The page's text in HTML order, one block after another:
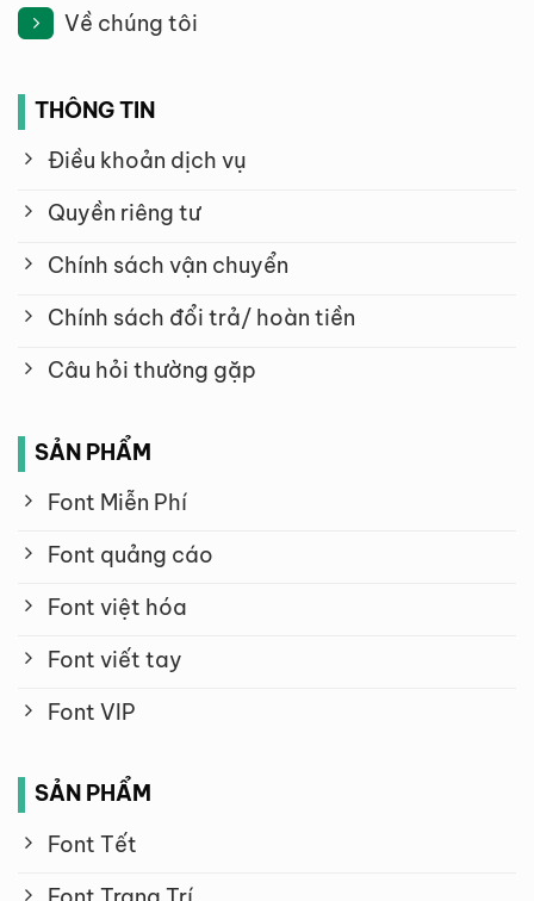
Về chúng tôi
THÔNG TIN
Điều khoản dịch vụ
Quyền riêng tư
Chính sách vận chuyển
Chính sách đổi trả/ hoàn tiền
Câu hỏi thường gặp
SẢN PHẨM
Font Miễn Phí
Font quảng cáo
Font việt hóa
Font viết tay
Font VIP
SẢN PHẨM
Font Tết